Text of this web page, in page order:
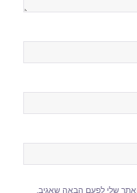
שלי לפעם הבאה שאגיב.